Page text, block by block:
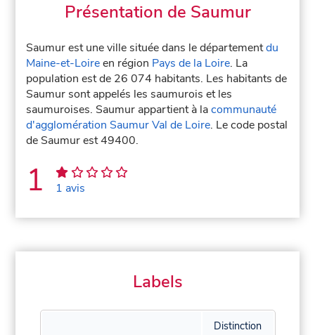
Présentation de Saumur
Saumur est une ville située dans le départementdu
Maine-et-Loireen région Pays de la Loire. La
population est de 26 074 habitants. Les habitants de
Saumur sont appelés les saumurois et les
saumuroises. Saumur appartient à lacommunauté
d'agglomération Saumur Val de Loire. Le code postal
de Saumur est 49400.
1 1 avis
Labels
Distinction